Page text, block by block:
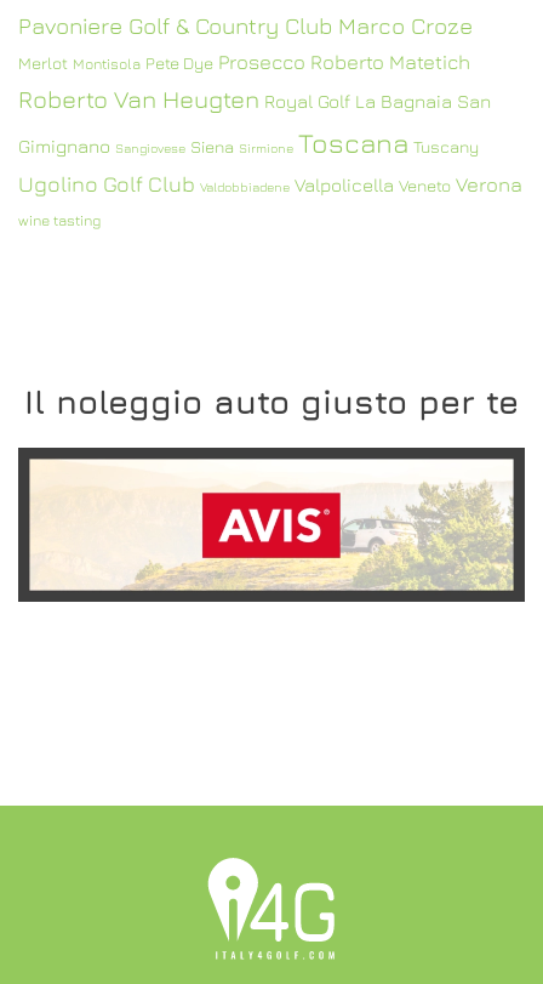
Pavoniere Golf & Country Club Marco Croze
Merlot Montisola Pete Dye Prosecco Roberto Matetich
Roberto Van Heugten Royal Golf La Bagnaia San
Gimignano Sangiovese Siena Sirmione Toscana Tuscany
Ugolino Golf Club Valdobbiadene Valpolicella Veneto Verona
wine tasting
Il noleggio auto giusto per te
SCOPRI L'OFFERTA